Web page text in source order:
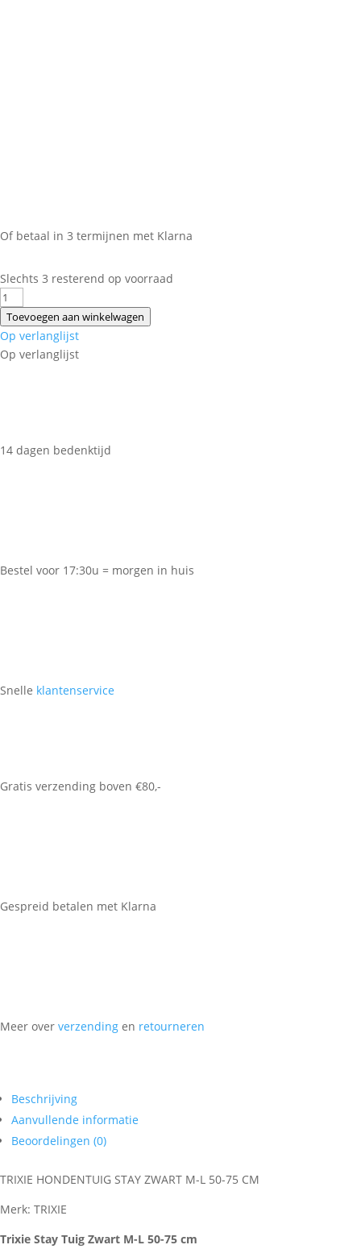
Of betaal in 3 termijnen met Klarna
Slechts 3 resterend op voorraad
TRIXIE
HONDENTUIG
STAY
ZWART
CM
Toevoegen aan winkelwagen
Op verlanglijst
Op verlanglijst
14 dagen bedenktijd
Bestel voor 17:30u = morgen in huis
Snelle klantenservice
Gratis verzending boven €80,-
Gespreid betalen met Klarna
Meer over verzending en retourneren
Beschrijving
Aanvullende informatie
Beoordelingen (0)
TRIXIE HONDENTUIG STAY ZWART M-L 50-75 CM
Merk: TRIXIE
Trixie Stay Tuig Zwart M-L 50-75 cm